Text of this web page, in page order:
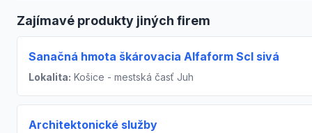
Zajímavé produkty jiných firem
Sanačná hmota škárovacia Alfaform Scl sivá
Lokalita: Košice - mestská časť Juh
Architektonické služby